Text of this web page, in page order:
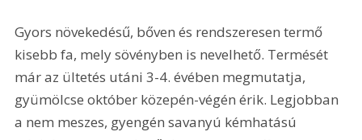
Gyors növekedésű, bőven és rendszeresen termő
kisebb fa, mely sövényben is nevelhető. Termését
már az ültetés utáni 3-4. évében megmutatja,
gyümölcse október közepén-végén érik. Legjobban
a nem meszes, gyengén savanyú kémhatású